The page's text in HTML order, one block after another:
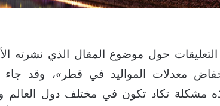
حول موضوع المقال الذي نشرته
معدلات المواليد في قطر»، وقد جاء
مشكلة تكاد تكون في مختلف دول العالم